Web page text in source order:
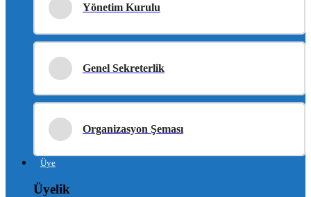
Yönetim Kurulu
Genel Sekreterlik
Organizasyon Şeması
Üye
Üyelik